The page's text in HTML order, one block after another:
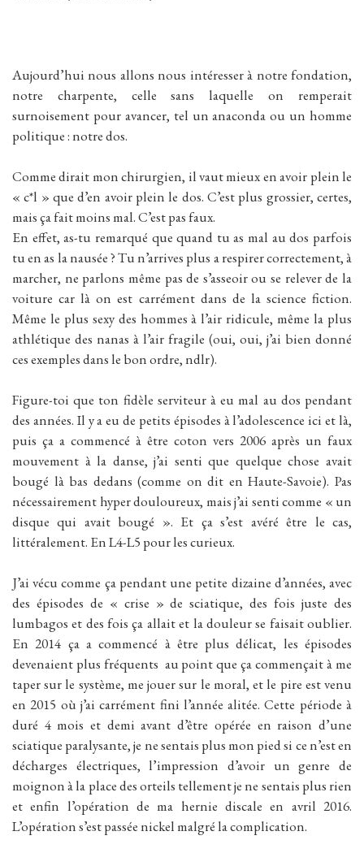
Aujourd’hui nous allons nous intéresser à notre fondation,
notre charpente, celle sans laquelle on remperait
surnoisement pour avancer, tel un anaconda ou un homme
politique : notre dos.
Comme dirait mon chirurgien, il vaut mieux en avoir plein le
« c*l » que d’en avoir plein le dos. C’est plus grossier, certes,
mais ça fait moins mal. C’est pas faux.
En effet, as-tu remarqué que quand tu as mal au dos parfois
tu en as la nausée ? Tu n’arrives plus a respirer correctement, à
marcher, ne parlons même pas de s’asseoir ou se relever de la
voiture car là on est carrément dans de la science fiction.
Même le plus sexy des hommes à l’air ridicule, même la plus
athlétique des nanas à l’air fragile (oui, oui, j’ai bien donné
ces exemples dans le bon ordre, ndlr).
Figure-toi que ton fidèle serviteur à eu mal au dos pendant
des années. Il y a eu de petits épisodes à l’adolescence ici et là,
puis ça a commencé à être coton vers 2006 après un faux
mouvement à la danse, j’ai senti que quelque chose avait
bougé là bas dedans (comme on dit en Haute-Savoie). Pas
nécessairement hyper douloureux, mais j’ai senti comme « un
disque qui avait bougé ». Et ça s’est avéré être le cas,
littéralement. En L4-L5 pour les curieux.
J’ai vécu comme ça pendant une petite dizaine d’années, avec
des épisodes de « crise » de sciatique, des fois juste des
lumbagos et des fois ça allait et la douleur se faisait oublier.
En 2014 ça a commencé à être plus délicat, les épisodes
devenaient plus fréquents au point que ça commençait à me
taper sur le système, me jouer sur le moral, et le pire est venu
en 2015 où j’ai carrément fini l’année alitée. Cette période à
duré 4 mois et demi avant d’être opérée en raison d’une
sciatique paralysante, je ne sentais plus mon pied si ce n’est en
décharges électriques, l’impression d’avoir un genre de
moignon à la place des orteils tellement je ne sentais plus rien
et enfin l’opération de ma hernie discale en avril 2016.
L’opération s’est passée nickel malgré la complication.